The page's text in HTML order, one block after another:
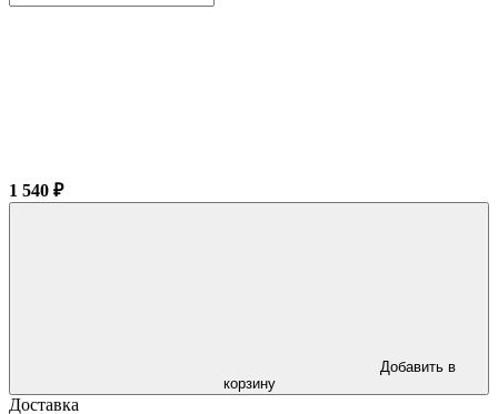
1 540 ₽
Добавить в
корзину
Доставка